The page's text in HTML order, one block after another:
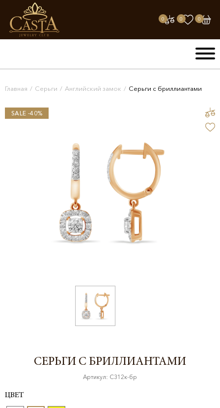
0 0 0
Главная / Серьги / Английский замок / Серьги с бриллиантами
SALE -40%
СЕРЬГИ С БРИЛЛИАНТАМИ
Артикул: С312к-бр
ЦВЕТ